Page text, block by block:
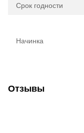
Срок годности
Начинка
Отзывы